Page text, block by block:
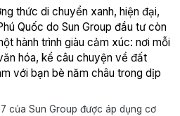
thức di chuyển xanh, hiện đại,
Quốc do Sun Group đầu tư còn
hành trình giàu cảm xúc: nơi mỗi
hóa, kể câu chuyện về đất
với bạn bè năm châu trong dịp
của Sun Group được áp dụng cơ